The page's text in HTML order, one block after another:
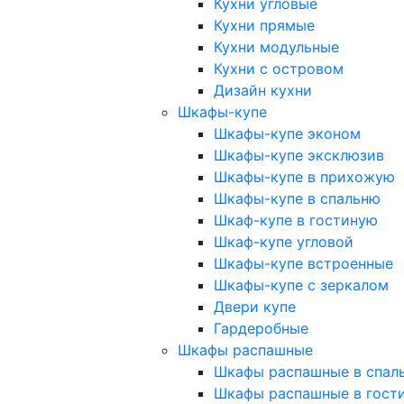
Кухни угловые
Кухни прямые
Кухни модульные
Кухни с островом
Дизайн кухни
Шкафы-купе
Шкафы-купе эконом
Шкафы-купе эксклюзив
Шкафы-купе в прихожую
Шкафы-купе в спальню
Шкаф-купе в гостиную
Шкаф-купе угловой
Шкафы-купе встроенные
Шкафы-купе с зеркалом
Двери купе
Гардеробные
Шкафы распашные
Шкафы распашные в
Шкафы распашные в